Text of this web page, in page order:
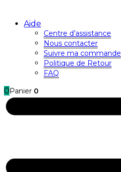
Aide
Centre d’assistance
Nous contacter
Suivre ma commande
Politique de Retour
FAQ
0 Panier 0